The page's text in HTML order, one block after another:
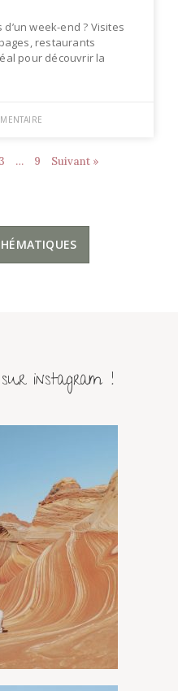
week-end ? Visites
restaurants
pour découvrir la
3 … 9 Suivant »
instagram !